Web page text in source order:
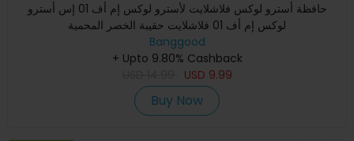
حافظة أسترو لوكس فلاشلايت لأسترو لوكس إم أف 01 إس أسترو
لوكس إم أف 01 فلاشلايت حقيبة الخصر المحمية
Banggood
+ Upto 9.80% Cashback
USD 9.99
Buy Now